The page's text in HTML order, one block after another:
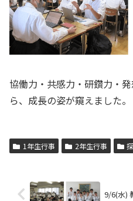
協働力・共感力・研鑽力・
ら、成長の姿が窺えました。
1年生行事 2年生行事
9/6(水)